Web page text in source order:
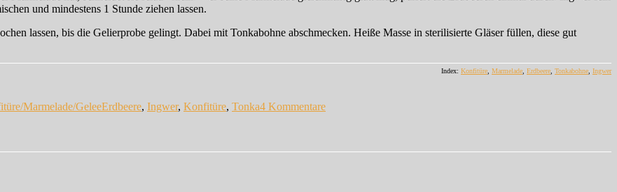
und mindestens 1 Stunde ziehen lassen.
lassen, bis die Gelierprobe gelingt. Dabei mit Tonkabohne abschmecken. Heiße Masse in sterilisierte Gläser füllen, diese gut
Index: Konfitüre Marmelade Erdbeere Tonkabohne Ingwer
Marmelade/GeleeErdbeere, Ingwer, Konfitüre, Tonka4 KommentareErdbeermarmelade